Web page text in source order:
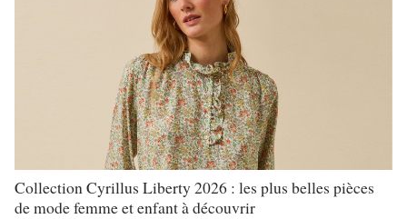
Collection Cyrillus Liberty 2026 : les plus belles pièces
de mode femme et enfant à découvrir